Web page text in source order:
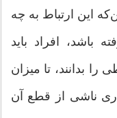
این ارتباط به چه
افراد باید
را بدانند، تا میزان
ناشی از قطع آن